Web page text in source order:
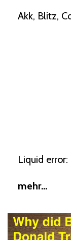
Akk Blitz
Liquid
mehr...